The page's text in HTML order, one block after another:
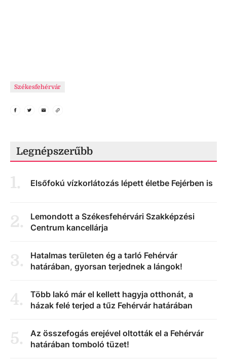
Székesfehérvár
Legnépszerűbb
1. Elsőfokú vízkorlátozás lépett életbe Fejérben is
2.
Lemondott a Székesfehérvári Szakképzési
Centrum kancellárja
3.
Hatalmas területen ég a tarló Fehérvár
határában, gyorsan terjednek a lángok!
4.
Több lakó már el kellett hagyja otthonát, a
házak felé terjed a tűz Fehérvár határában
5.
Az összefogás erejével oltották el a Fehérvár
határában tomboló tüzet!